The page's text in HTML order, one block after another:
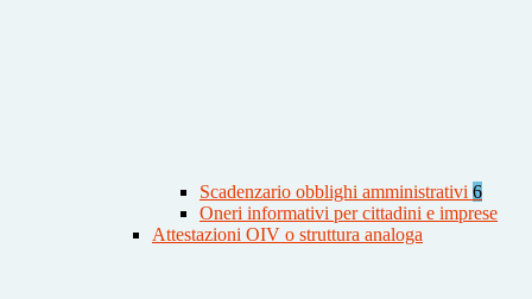
Scadenzario obblighi amministrativi 6
Oneri informativi per cittadini e imprese
Attestazioni OIV o struttura analoga